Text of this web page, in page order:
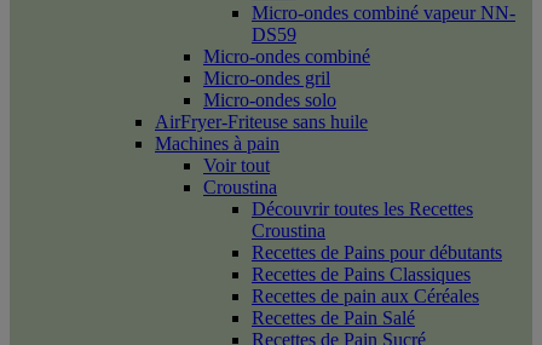
Micro-ondes combiné vapeur NN-
DS59
Micro-ondes combiné
Micro-ondes gril
Micro-ondes solo
AirFryer-Friteuse sans huile
Machines à pain
Voir tout
Croustina
Découvrir toutes les Recettes
Croustina
Recettes de Pains pour débutants
Recettes de Pains Classiques
Recettes de pain aux Céréales
Recettes de Pain Salé
Recettes de Pain Sucré